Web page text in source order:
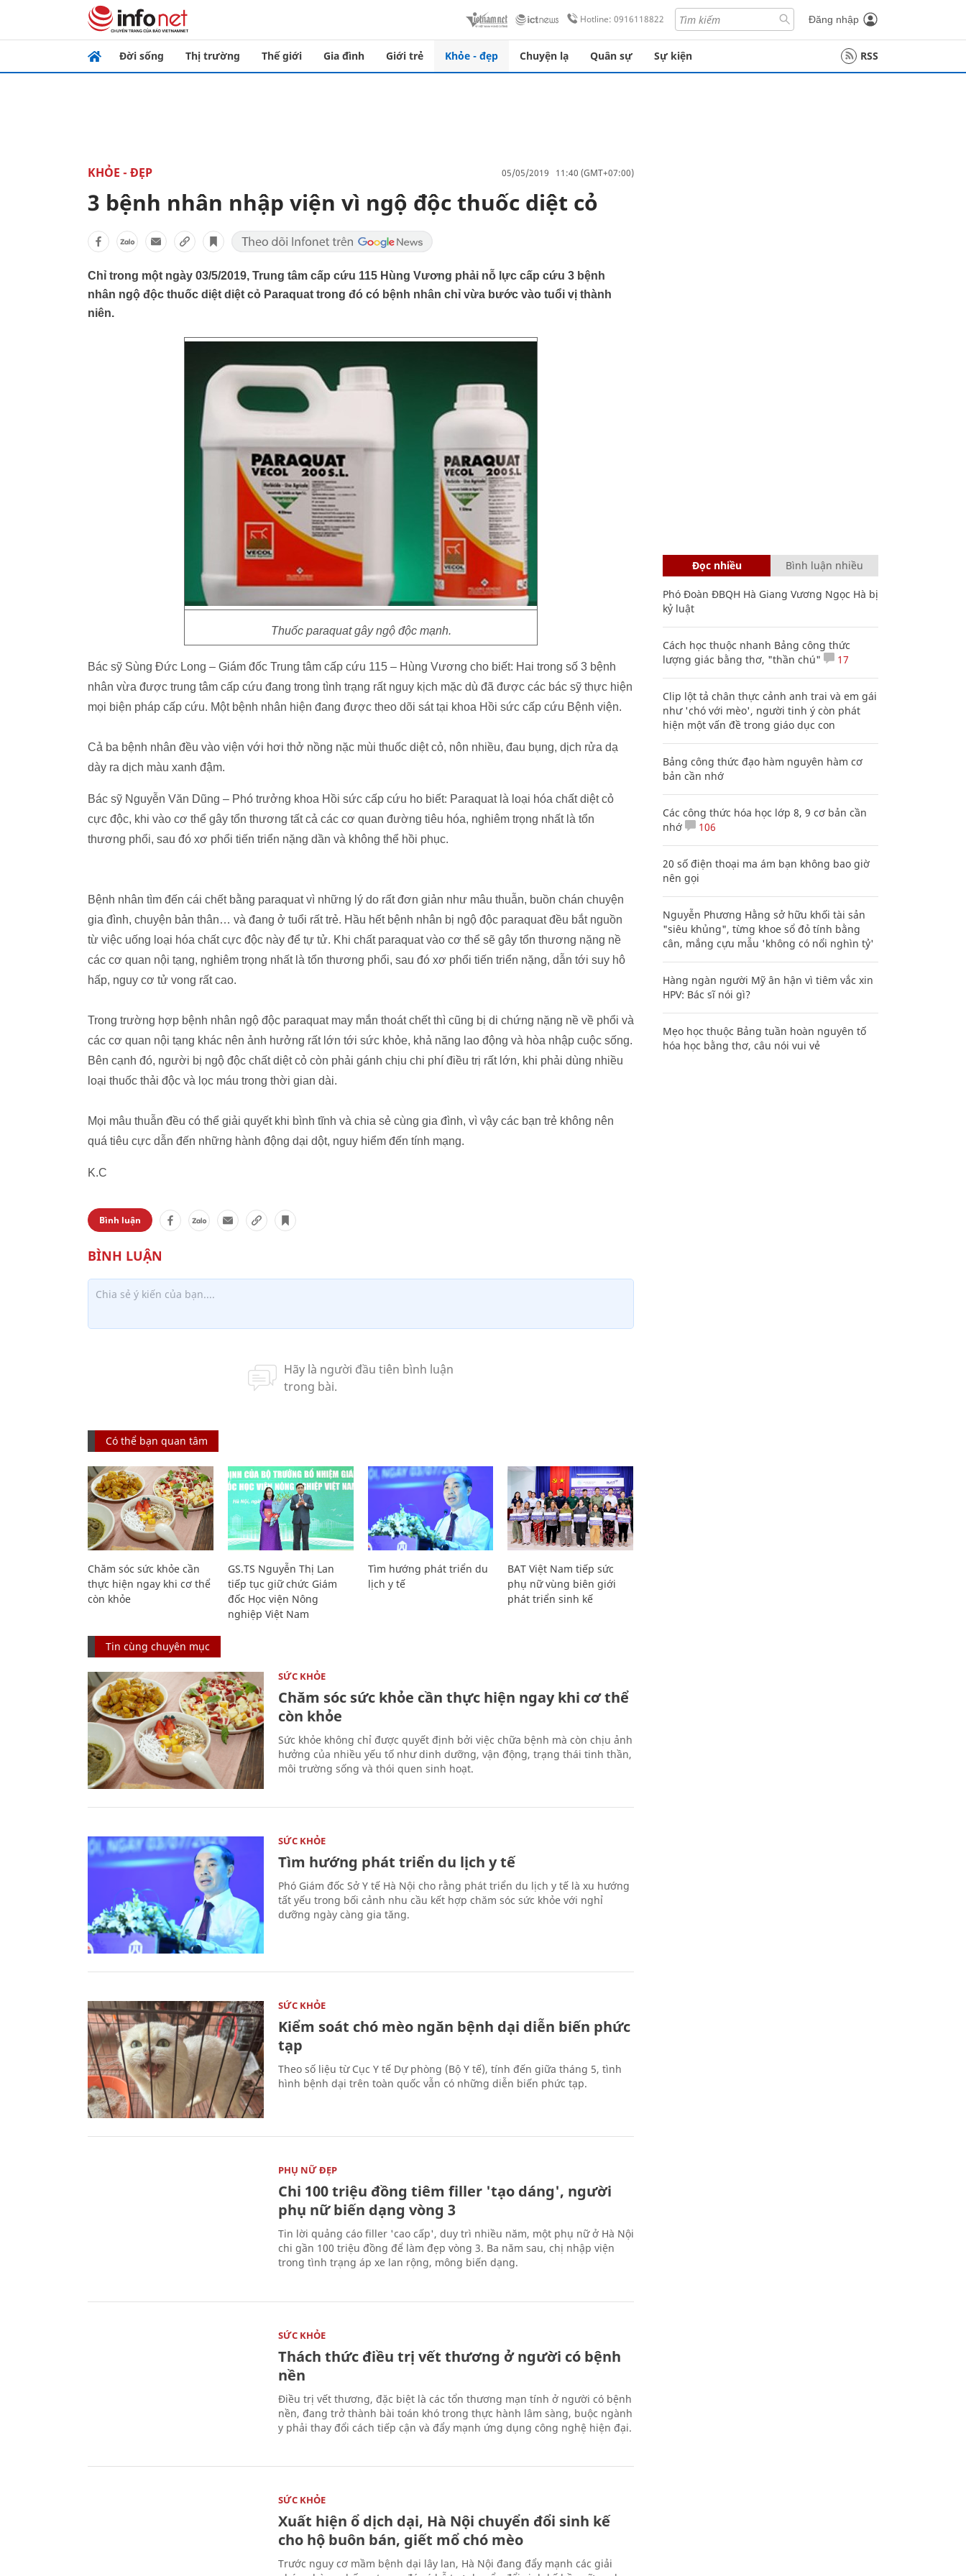
Hotline: 0916118822 Đăng nhập
Đời sống Thị trường Thế giới Gia đình Giới trẻ Khỏe - đẹp Chuyện lạ Quân sự Sự kiện RSS
KHỎE - ĐẸP 05/05/2019 11:40 (GMT+07:00)
3 bệnh nhân nhập viện vì ngộ độc thuốc diệt cỏ
Chỉ trong một ngày 03/5/2019, Trung tâm cấp cứu 115 Hùng Vương phải nỗ lực cấp cứu 3 bệnh
nhân ngộ độc thuốc diệt diệt cỏ Paraquat trong đó có bệnh nhân chỉ vừa bước vào tuổi vị thành
niên.
Thuốc paraquat gây ngộ độc mạnh.
Bác sỹ Sùng Đức Long – Giám đốc Trung tâm cấp cứu 115 – Hùng Vương cho biết: Hai trong số 3 bệnh
nhân vừa được trung tâm cấp cứu đang trong tình trạng rất nguy kịch mặc dù đã được các bác sỹ thực hiện
mọi biện pháp cấp cứu. Một bệnh nhân hiện đang được theo dõi sát tại khoa Hồi sức cấp cứu Bệnh viện.
Cả ba bệnh nhân đều vào viện với hơi thở nồng nặc mùi thuốc diệt cỏ, nôn nhiều, đau bụng, dịch rửa dạ
dày ra dịch màu xanh đậm.
Bác sỹ Nguyễn Văn Dũng – Phó trưởng khoa Hồi sức cấp cứu ho biết: Paraquat là loại hóa chất diệt cỏ
cực độc, khi vào cơ thể gây tổn thương tất cả các cơ quan đường tiêu hóa, nghiêm trọng nhất là tổn
thương phổi, sau đó xơ phổi tiến triển nặng dần và không thể hồi phục.
Bệnh nhân tìm đến cái chết bằng paraquat vì những lý do rất đơn giản như mâu thuẫn, buồn chán chuyện
gia đình, chuyện bản thân… và đang ở tuổi rất trẻ. Hầu hết bệnh nhân bị ngộ độc paraquat đều bắt nguồn
từ việc uống loại hóa chất cực độc này để tự tử. Khi chất paraquat vào cơ thể sẽ gây tổn thương nặng nề
các cơ quan nội tạng, nghiêm trọng nhất là tổn thương phổi, sau đó xơ phổi tiến triển nặng, dẫn tới suy hô
hấp, nguy cơ tử vong rất cao.
Trong trường hợp bệnh nhân ngộ độc paraquat may mắn thoát chết thì cũng bị di chứng nặng nề về phổi và
các cơ quan nội tạng khác nên ảnh hưởng rất lớn tới sức khỏe, khả năng lao động và hòa nhập cuộc sống.
Bên cạnh đó, người bị ngộ độc chất diệt cỏ còn phải gánh chịu chi phí điều trị rất lớn, khi phải dùng nhiều
loại thuốc thải độc và lọc máu trong thời gian dài.
Mọi mâu thuẫn đều có thể giải quyết khi bình tĩnh và chia sẻ cùng gia đình, vì vậy các bạn trẻ không nên
quá tiêu cực dẫn đến những hành động dại dột, nguy hiểm đến tính mạng.
K.C
Bình luận
Có thể bạn quan tâm
Chăm sóc sức khỏe cần
thực hiện ngay khi cơ thể
còn khỏe
GS.TS Nguyễn Thị Lan
tiếp tục giữ chức Giám
đốc Học viện Nông
nghiệp Việt Nam
Tìm hướng phát triển du
lịch y tế
BAT Việt Nam tiếp sức
phụ nữ vùng biên giới
phát triển sinh kế
Tin cùng chuyên mục
SỨC KHỎE
Chăm sóc sức khỏe cần thực hiện ngay khi cơ thể
còn khỏe
Sức khỏe không chỉ được quyết định bởi việc chữa bệnh mà còn chịu ảnh
hưởng của nhiều yếu tố như dinh dưỡng, vận động, trạng thái tinh thần,
môi trường sống và thói quen sinh hoạt.
SỨC KHỎE
Tìm hướng phát triển du lịch y tế
Phó Giám đốc Sở Y tế Hà Nội cho rằng phát triển du lịch y tế là xu hướng
tất yếu trong bối cảnh nhu cầu kết hợp chăm sóc sức khỏe với nghỉ
dưỡng ngày càng gia tăng.
SỨC KHỎE
Kiểm soát chó mèo ngăn bệnh dại diễn biến phức
tạp
Theo số liệu từ Cục Y tế Dự phòng (Bộ Y tế), tính đến giữa tháng 5, tình
hình bệnh dại trên toàn quốc vẫn có những diễn biến phức tạp.
PHỤ NỮ ĐẸP
Chi 100 triệu đồng tiêm filler 'tạo dáng', người
phụ nữ biến dạng vòng 3
Tin lời quảng cáo filler 'cao cấp', duy trì nhiều năm, một phụ nữ ở Hà Nội
chi gần 100 triệu đồng để làm đẹp vòng 3. Ba năm sau, chị nhập viện
trong tình trạng áp xe lan rộng, mông biến dạng.
SỨC KHỎE
Thách thức điều trị vết thương ở người có bệnh
nền
Điều trị vết thương, đặc biệt là các tổn thương mạn tính ở người có bệnh
nền, đang trở thành bài toán khó trong thực hành lâm sàng, buộc ngành
y phải thay đổi cách tiếp cận và đẩy mạnh ứng dụng công nghệ hiện đại.
SỨC KHỎE
Xuất hiện ổ dịch dại, Hà Nội chuyển đổi sinh kế
cho hộ buôn bán, giết mổ chó mèo
Trước nguy cơ mầm bệnh dại lây lan, Hà Nội đang đẩy mạnh các giải
Đọc nhiều Bình luận nhiều
Phó Đoàn ĐBQH Hà Giang Vương Ngọc Hà bị
kỷ luật
Cách học thuộc nhanh Bảng công thức
lượng giác bằng thơ, "thần chú"
17
Clip lột tả chân thực cảnh anh trai và em gái
như 'chó với mèo', người tinh ý còn phát
hiện một vấn đề trong giáo dục con
Bảng công thức đạo hàm nguyên hàm cơ
bản cần nhớ
Các công thức hóa học lớp 8, 9 cơ bản cần
nhớ
106
20 số điện thoại ma ám bạn không bao giờ
nên gọi
Nguyễn Phương Hằng sở hữu khối tài sản
"siêu khủng", từng khoe sổ đỏ tính bằng
cân, mắng cựu mẫu 'không có nổi nghìn tỷ'
Hàng ngàn người Mỹ ân hận vì tiêm vắc xin
HPV: Bác sĩ nói gì?
Mẹo học thuộc Bảng tuần hoàn nguyên tố
hóa học bằng thơ, câu nói vui vẻ